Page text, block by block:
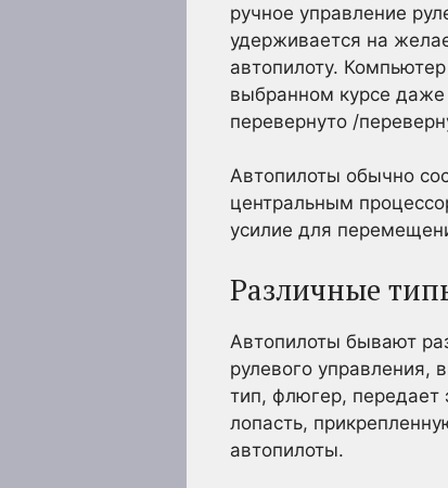
ручное управление
удерживается на
автопилоту.
выбранном курсе даже
перевернуто /
Автопилоты обычно
центральным
усилие для
Различные
Автопилоты бывают
рулевого управления,
тип, флюгер, передает
лопасть,
автопилоты.